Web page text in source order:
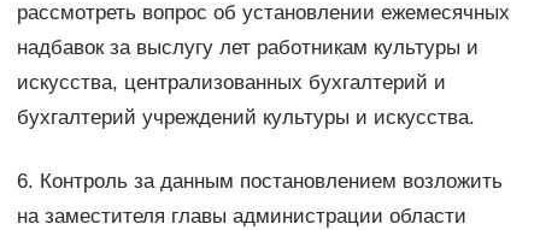
рассмотреть вопрос об установлении ежемесячных
надбавок за выслугу лет работникам культуры и
искусства, централизованных бухгалтерий и
бухгалтерий учреждений культуры и искусства.
6. Контроль за данным постановлением возложить
на заместителя главы администрации области